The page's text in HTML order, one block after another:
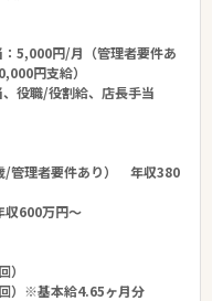
：5,000円/月（管理者要件あ
円支給）
、役職/役割給、店長手当
/管理者要件あり） 年収380
収600万円～
）
）※基本給4.65ヶ月分